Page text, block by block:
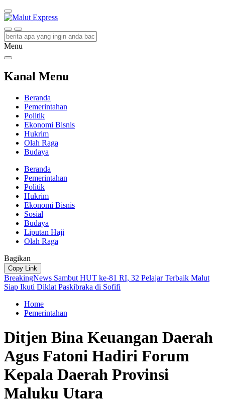
Malut Express
Berita Lebih Cepat
Menu
Kanal Menu
Beranda
Pemerintahan
Politik
Ekonomi Bisnis
Hukrim
Olah Raga
Budaya
Beranda
Pemerintahan
Politik
Hukrim
Ekonomi Bisnis
Sosial
Budaya
Liputan Haji
Olah Raga
Bagikan
Copy Link
BreakingNews Sambut HUT ke-81 RI, 32 Pelajar Terbaik Malut
Siap Ikuti Diklat Paskibraka di Sofifi
Home
Pemerintahan
Ditjen Bina Keuangan Daerah
Agus Fatoni Hadiri Forum
Kepala Daerah Provinsi
Maluku Utara